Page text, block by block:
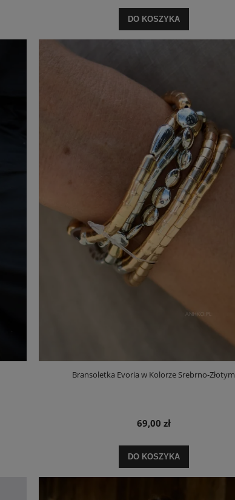
DO KOSZYKA
Bransoletka Evoria w Kolorze Srebrno-Złotym
69,00 zł
DO KOSZYKA